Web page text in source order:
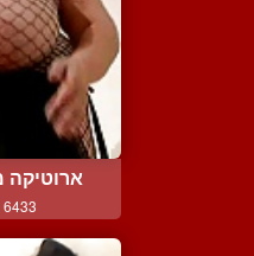
ארוטיקה
6433 צפיות